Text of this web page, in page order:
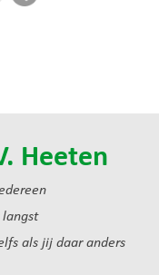
Heeten
als jij daar anders